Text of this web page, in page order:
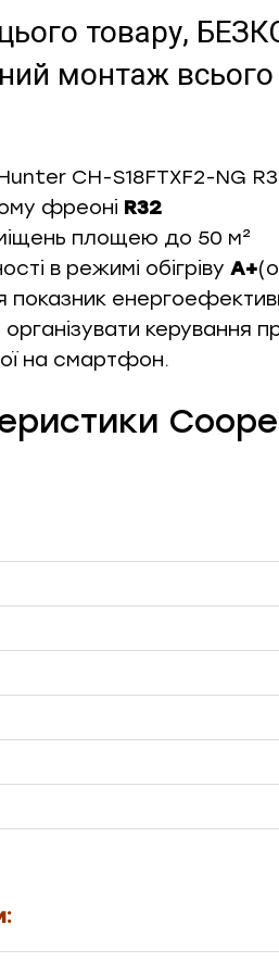
цього товару,
монтаж всього
CH-S18FTXF2-NG
фреоні R32
площею до 50 м²
в режимі обігріву А+
керування
на смартфон.